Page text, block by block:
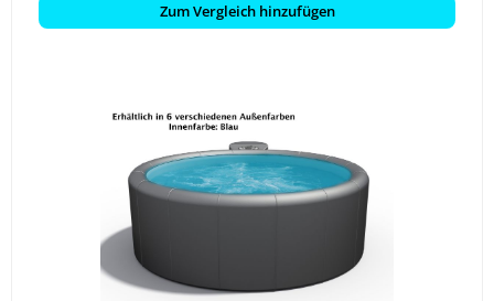
Zum Vergleich hinzufügen